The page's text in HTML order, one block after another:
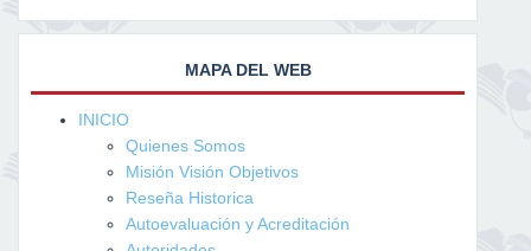
MAPA DEL WEB
INICIO
Quienes Somos
Misión Visión Objetivos
Reseña Historica
Autoevaluación y Acreditación